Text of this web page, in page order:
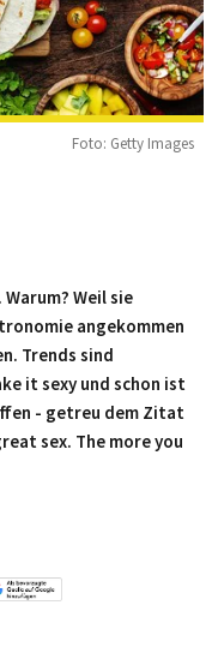
Foto: Getty Images
Weil sie
angekommen
Trends sind
it sexy und schon ist
- getreu dem Zitat
sex. The more you